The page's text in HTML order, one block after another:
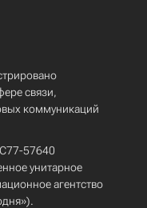
связи,
коммуникаций
57640
унитарное
агентство